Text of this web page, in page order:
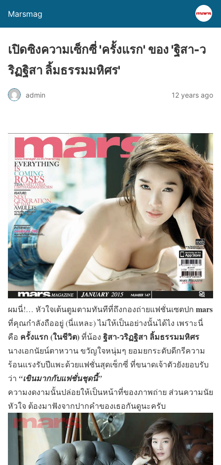
Marsmag
เปิดซิงความเซ็กซี่ 'ครั้งแรก' ของ 'ฐิสา-ว
ริฏฐิสา ลิ้มธรรมมหิศร'
admin 12 years ago
ผมนี่!… หัวใจเต้นตูมตามทันทีที่ถึงกองถ่ายแฟชั่นเซตปก mars
ที่คุณกำลังถืออยู่ (นี่แหละ) ไม่ให้เป็นอย่างนั้นได้ไง เพราะนี่
คือ ครั้งแรก (ในชีวิต)ที่น้อง ฐิสา-วริฏฐิสา ลิ้มธรรมมหิศร
นางเอกนัยน์ตาหวาน ขวัญใจหนุ่มๆ ยอมยกระดับดีกรีความ
ร้อนแรงรับปีแพะด้วยแฟชั่นสุดเซ็กซี่ ที่ขนาดเจ้าตัวยังยอบรับ
ว่า “เขินมากกับแฟชั่นชุดนี้”
ความงดงามนั้นปล่อยให้เป็นหน้าที่ของภาพถ่าย ส่วนความนัย
หัวใจ ต้องมาฟังจากปากคำของเธอกันดูนะครับ